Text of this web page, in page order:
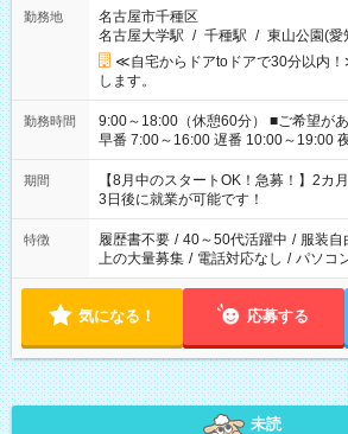
勤務地
名古屋市千種区
名古屋大学駅 / 千種駅 / 東山公園(愛
≪自宅からドアtoドアで30分以内
します。
勤務時間
9:00～18:00（休憩60分） ■ご希望があれば下記シフトもOK！
早番 7:00～16:00 遅番 10:00～19:00 夜勤
と休みを合わせたい」 「余裕を持っ
「できれば残業はしたくない」 など
ね。 ※Wワーク希望の方へ 今ご覧のお仕事で希望する勤務時間
と、もう1つのお仕事の勤務時間。 合
合は応募できません。
期間
【8月中のスタートOK！急募！】2
3日後に就業が可能です！
特徴 履歴書不要 / 40～50代活躍中 / 服装自
上の大量募集 / 電話対応なし / パソコ
気になる！ 応募する
未読